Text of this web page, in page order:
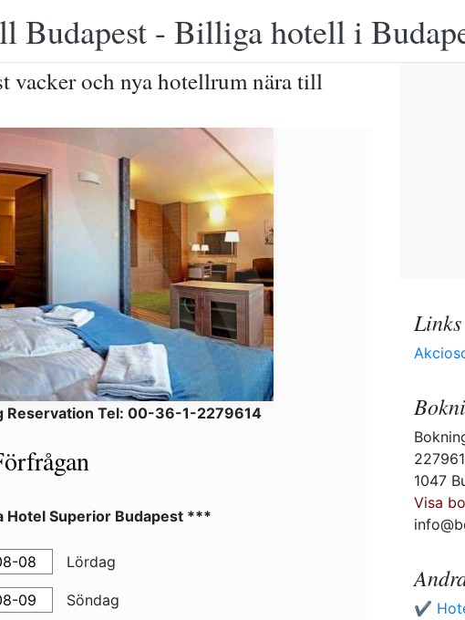
- Billiga hotell i
vacker och nya hotellrum nära till
Reservation Tel: 00-36-1-2279614
Superior Budapest ***
Lördag
Söndag
Links
1047
Visa
✔️